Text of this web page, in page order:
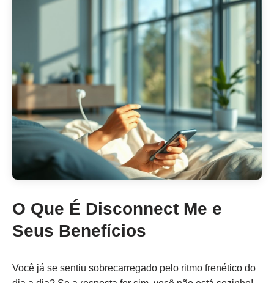
O Que É Disconnect Me e
Seus Benefícios
Você já se sentiu sobrecarregado pelo ritmo frenético do